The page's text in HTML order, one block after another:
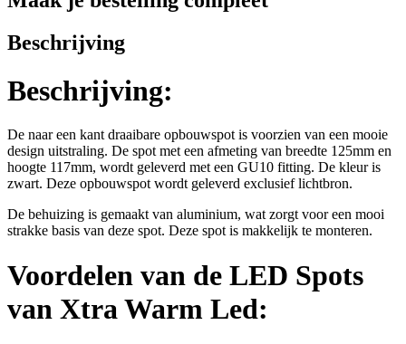
Beschrijving
Beschrijving:
De naar een kant draaibare opbouwspot is voorzien van een mooie
design uitstraling. De spot met een afmeting van breedte 125mm en
hoogte 117mm, wordt geleverd met een GU10 fitting. De kleur is
zwart. Deze opbouwspot wordt geleverd exclusief lichtbron.
De behuizing is gemaakt van aluminium, wat zorgt voor een mooi
strakke basis van deze spot. Deze spot is makkelijk te monteren.
Voordelen van de LED Spots
van Xtra Warm Led: